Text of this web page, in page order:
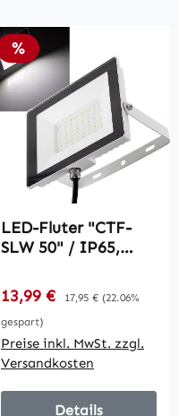
Rabatt
%
LED-Fluter "CTF-
SLW 50" / IP65,
neutralweiß
Verkaufspreis:
13,99 € Regulärer Preis:
17,95 € (22.06%
gespart)
Preise inkl. MwSt. zzgl.
Versandkosten
Details